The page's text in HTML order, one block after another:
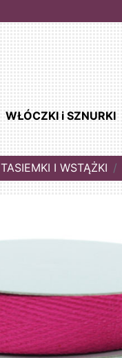
WŁÓCZKI i SZNURKI
TASIEMKI I WSTĄŻKI